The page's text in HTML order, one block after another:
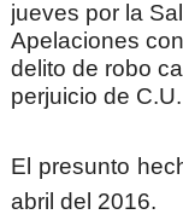
jueves por la
Apelaciones
delito de robo
perjuicio de C.U.
El presunto
abril del 2016.